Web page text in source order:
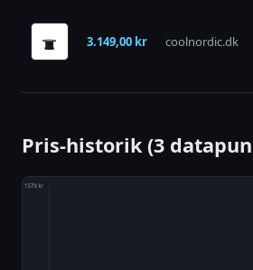
3.149,00 kr coolnordic.dk
Pris-historik (3